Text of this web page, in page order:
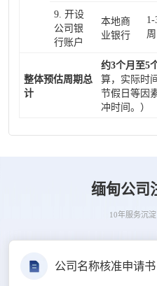
9. 开设
公司银
行账户
本地商
业银行
1-
周
整体预估周期总
计
约3个月至5
算，实际时
节假日等因
冲时间。）
缅甸公司
10年服务沉
公司名称核准申请书